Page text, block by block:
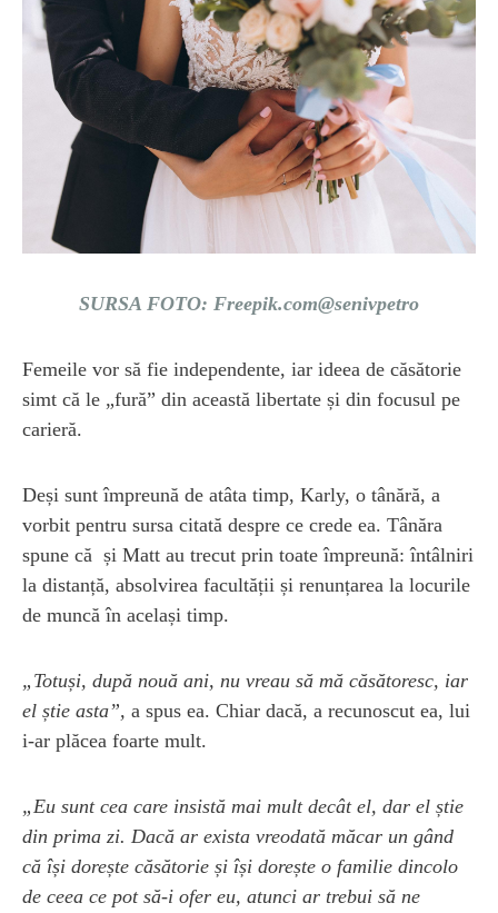
SURSA FOTO: Freepik.com@senivpetro
Femeile vor să fie independente, iar ideea de căsătorie
simt că le „fură” din această libertate și din focusul pe
carieră.
Deși sunt împreună de atâta timp, Karly, o tânără, a
vorbit pentru sursa citată despre ce crede ea. Tânăra
spune că și Matt au trecut prin toate împreună: întâlniri
la distanță, absolvirea facultății și renunțarea la locurile
de muncă în același timp.
„Totuși, după nouă ani, nu vreau să mă căsătoresc, iar
el știe asta”, a spus ea. Chiar dacă, a recunoscut ea, lui
i-ar plăcea foarte mult.
„Eu sunt cea care insistă mai mult decât el, dar el știe
din prima zi. Dacă ar exista vreodată măcar un gând
că își dorește căsătorie și își dorește o familie dincolo
de ceea ce pot să-i ofer eu, atunci ar trebui să ne